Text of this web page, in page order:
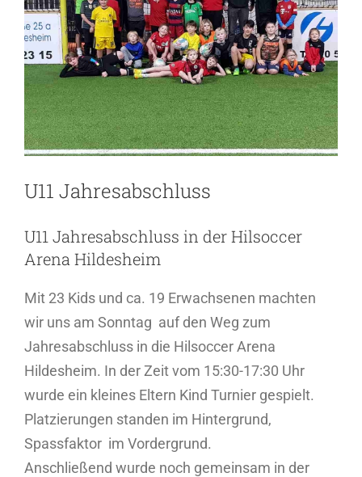
U11 Jahresabschluss
U11 Jahresabschluss in der Hilsoccer
Arena Hildesheim
Mit 23 Kids und ca. 19 Erwachsenen machten
wir uns am Sonntag auf den Weg zum
Jahresabschluss in die Hilsoccer Arena
Hildesheim. In der Zeit vom 15:30-17:30 Uhr
wurde ein kleines Eltern Kind Turnier gespielt.
Platzierungen standen im Hintergrund,
Spassfaktor im Vordergrund.
Anschließend wurde noch gemeinsam in der